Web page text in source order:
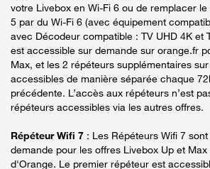
votre Livebox en Wi-Fi 6 ou de remplacer
5 par du Wi-Fi 6 (avec équipement
avec Décodeur compatible : TV UHD 4K et
est accessible sur demande sur orange.fr
Max, et les 2 répéteurs supplémentaires
accessibles de manière séparée chaque
précédente. L’accès aux répéteurs n’est
répéteurs accessibles via les autres offres.
Répéteur Wifi 7 : Les Répéteurs Wifi 7
demande pour les offres Livebox Up et
d'Orange. Le premier répéteur est